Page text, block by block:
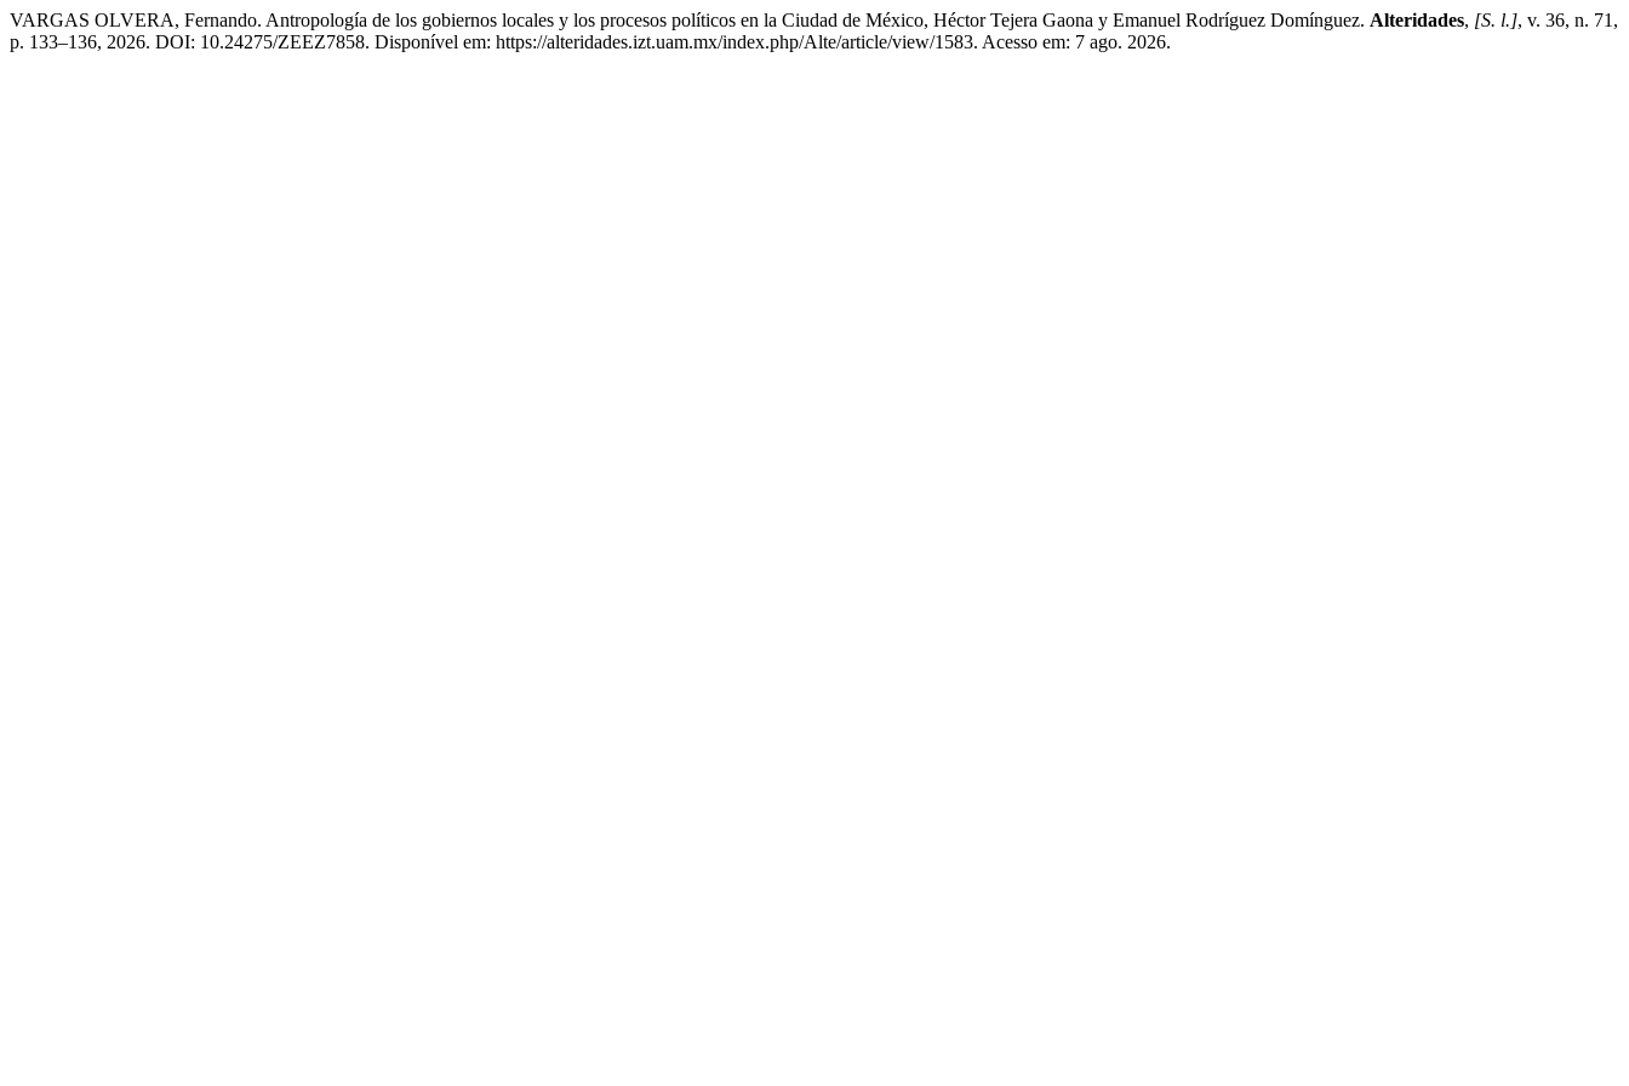
VARGAS OLVERA, Fernando. Antropología de los gobiernos locales y los procesos políticos en la Ciudad de México, Héctor Tejera Gaona y Emanuel Rodríguez Domínguez. Alteridades, [S. l.], v. 36, n. 71,
p. 133–136, 2026. DOI: 10.24275/ZEEZ7858. Disponível em: https://alteridades.izt.uam.mx/index.php/Alte/article/view/1583. Acesso em: 7 ago. 2026.